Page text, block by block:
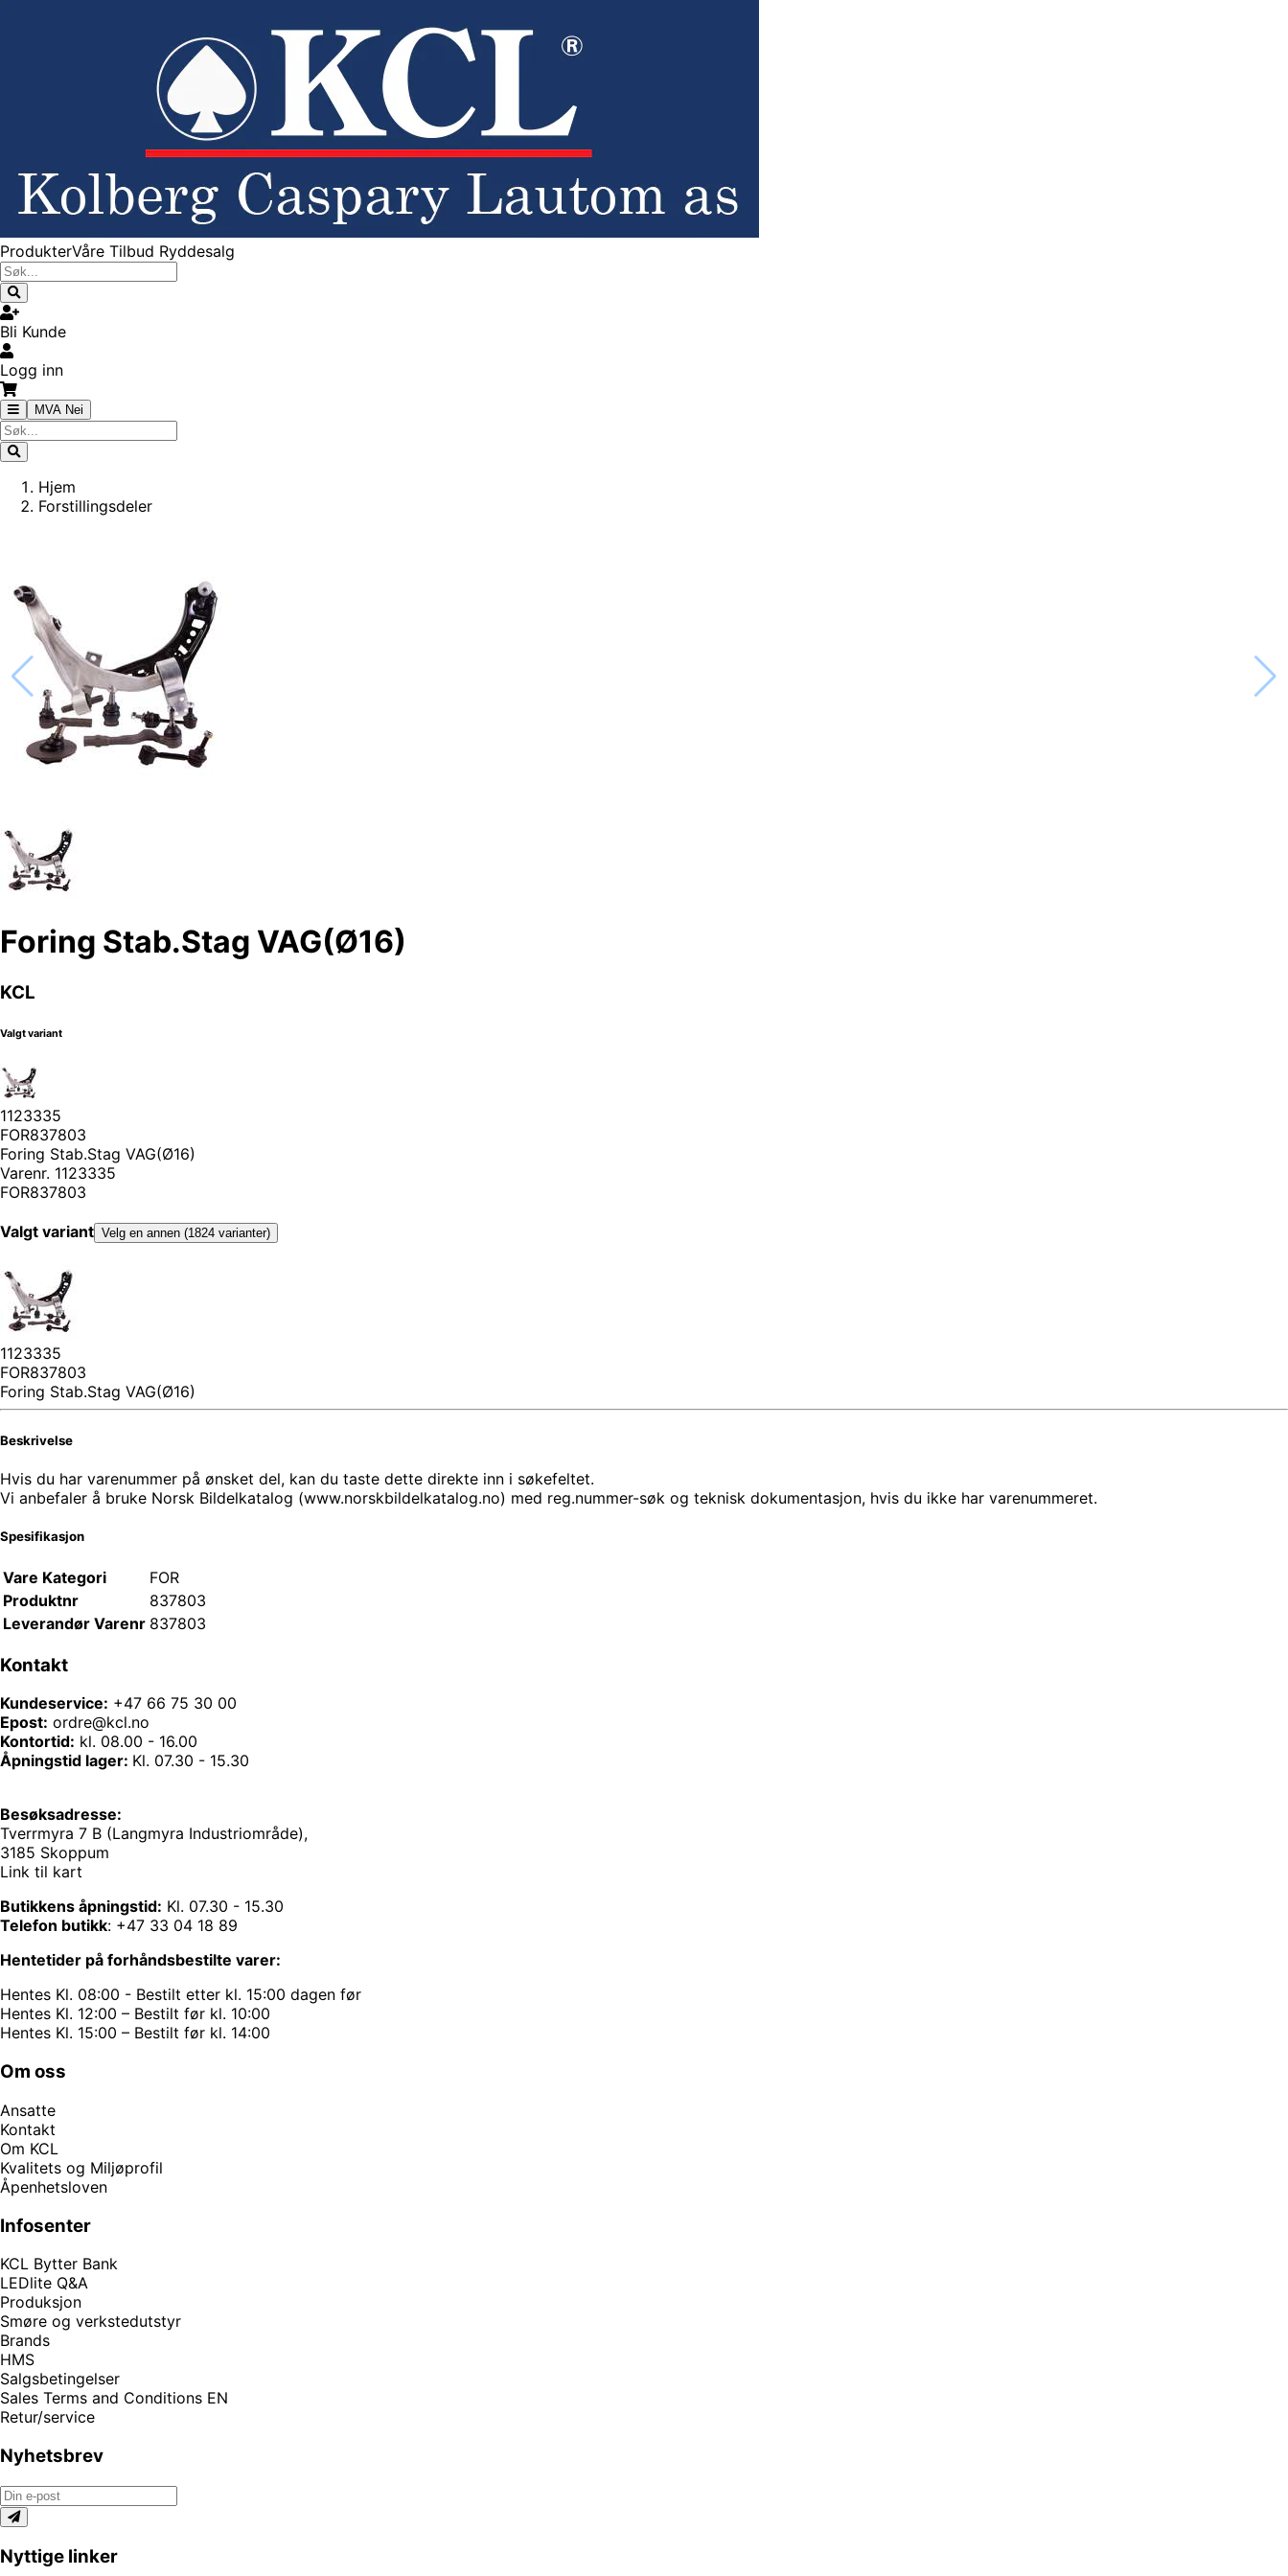
ProdukterVåre Tilbud Ryddesalg
Bli Kunde
Logg inn
MVA Nei
Hjem
Forstillingsdeler
Foring Stab.Stag VAG(Ø16)
KCL
Valgt variant
1123335
FOR837803
Foring Stab.Stag VAG(Ø16)
Varenr. 1123335
FOR837803
Valgt variant Velg en annen (1824 varianter)
1123335
FOR837803
Foring Stab.Stag VAG(Ø16)
Beskrivelse
Hvis du har varenummer på ønsket del, kan du taste dette direkte inn i søkefeltet.
Vi anbefaler å bruke Norsk Bildelkatalog (www.norskbildelkatalog.no) med reg.nummer-søk og teknisk dokumentasjon, hvis du ikke har varenummeret.
Spesifikasjon
Vare Kategori
FOR
Produktnr
837803
Leverandør Varenr 837803
Kontakt
Kundeservice: +47 66 75 30 00
Epost: ordre@kcl.no
Kontortid: kl. 08.00 - 16.00
Åpningstid lager: Kl. 07.30 - 15.30
Besøksadresse:
Tverrmyra 7 B (Langmyra Industriområde),
3185 Skoppum
Link til kart
Butikkens åpningstid: Kl. 07.30 - 15.30
Telefon butikk: +47 33 04 18 89
Hentetider på forhåndsbestilte varer:
Hentes Kl. 08:00 - Bestilt etter kl. 15:00 dagen før
Hentes Kl. 12:00 – Bestilt før kl. 10:00
Hentes Kl. 15:00 – Bestilt før kl. 14:00
Om oss
Ansatte
Kontakt
Om KCL
Kvalitets og Miljøprofil
Åpenhetsloven
Infosenter
KCL Bytter Bank
LEDlite Q&A
Produksjon
Smøre og verkstedutstyr
Brands
HMS
Salgsbetingelser
Sales Terms and Conditions EN
Retur/service
Nyhetsbrev
Nyttige linker